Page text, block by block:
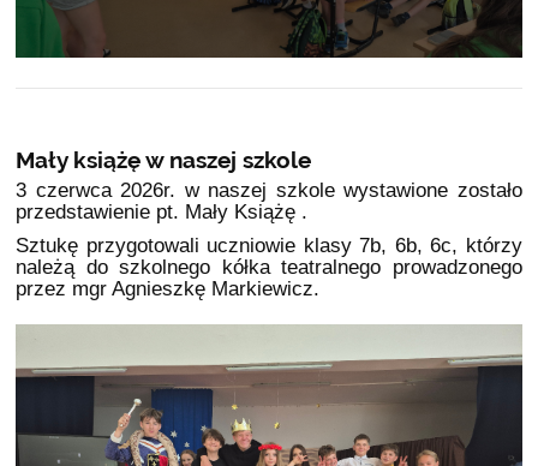
Mały książę w naszej szkole
3 czerwca 2026r. w naszej szkole wystawione zostało
przedstawienie pt. Mały Książę .
Sztukę przygotowali uczniowie klasy 7b, 6b, 6c, którzy
należą do szkolnego kółka teatralnego prowadzonego
przez mgr Agnieszkę Markiewicz.